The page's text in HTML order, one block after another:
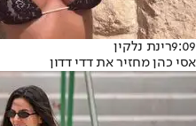
9:09רינת נלקין
אסי כהן מחזיר את דדי דדון